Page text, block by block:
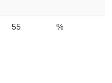
55 %